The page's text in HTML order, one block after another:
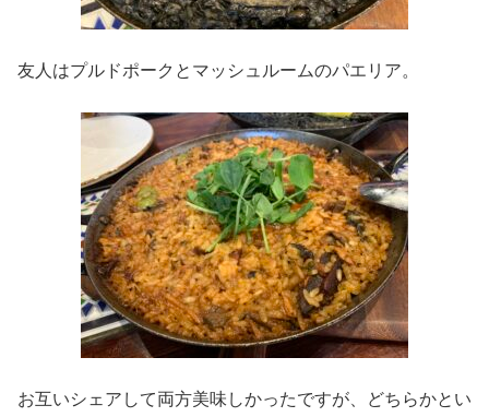
友人はプルドポークとマッシュルームのパエリア。
お互いシェアして両方美味しかったですが、どちらかとい